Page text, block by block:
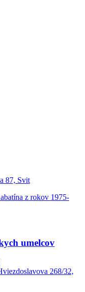
87, Svit
z rokov 1975-
umelcov
268/32,